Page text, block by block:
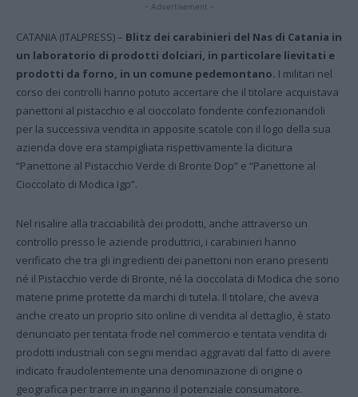
- Advertisement -
CATANIA (ITALPRESS) – Blitz dei carabinieri del Nas di Catania in
un laboratorio di prodotti dolciari, in particolare lievitati e
prodotti da forno, in un comune pedemontano. I militari nel
corso dei controlli hanno potuto accertare che il titolare acquistava
panettoni al pistacchio e al cioccolato fondente confezionandoli
per la successiva vendita in apposite scatole con il logo della sua
azienda dove era stampigliata rispettivamente la dicitura
“Panettone al Pistacchio Verde di Bronte Dop” e “Panettone al
Cioccolato di Modica Igp”.
Nel risalire alla tracciabilità dei prodotti, anche attraverso un
controllo presso le aziende produttrici, i carabinieri hanno
verificato che tra gli ingredienti dei panettoni non erano presenti
né il Pistacchio verde di Bronte, né la cioccolata di Modica che sono
materie prime protette da marchi di tutela. Il titolare, che aveva
anche creato un proprio sito online di vendita al dettaglio, è stato
denunciato per tentata frode nel commercio e tentata vendita di
prodotti industriali con segni mendaci aggravati dal fatto di avere
indicato fraudolentemente una denominazione di origine o
geografica per trarre in inganno il potenziale consumatore.